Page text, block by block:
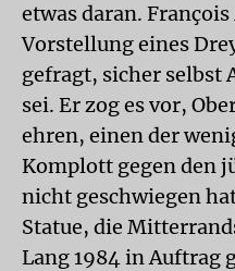
etwas daran.
Vorstellung eines
gefragt, sicher selbst
sei. Er zog es vor,
ehren, einen der
Komplott gegen den
nicht geschwiegen
Statue, die
Lang 1984 in Auftrag